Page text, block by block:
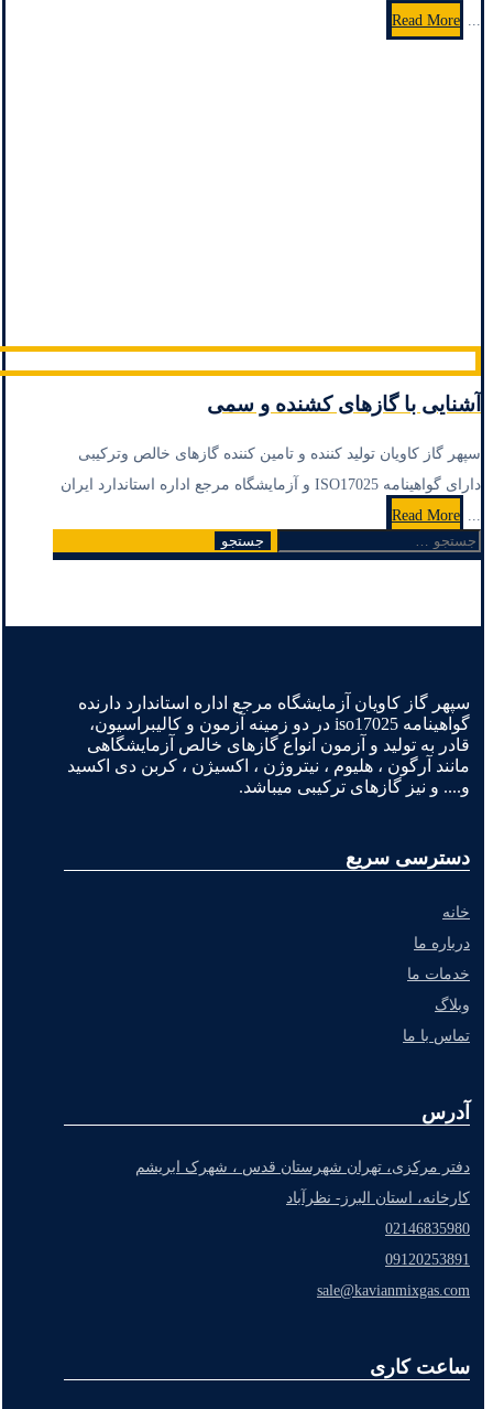
...
Read More
آشنایی با گازهای کشنده و سمی
سپهر گاز کاویان تولید کننده و تامین کننده گازهای خالص وترکیبی
دارای گواهینامه ISO17025 و آزمایشگاه مرجع اداره استاندارد ایران
Read More
صفحه‌بندی
1
2
3جستجو
برای:
سپهر گاز کاویان آزمایشگاه مرجع اداره استاندارد دارنده
گواهینامه iso17025 در دو زمینه آزمون و کالیبراسیون،
قادر به تولید و آزمون انواع گازهای خالص آزمایشگاهی
مانند آرگون ، هلیوم ، نیتروژن ، اکسیژن ، کربن دی اکسید
و.... و نیز گازهای ترکیبی میباشد.
دسترسی سریع
خانه
درباره ما
خدمات ما
وبلاگ
تماس با ما
آدرس
دفتر مرکزی، تهران شهرستان قدس ، شهرک ابریشم
کارخانه، استان البرز- نظرآباد
02146835980
09120253891
sale@kavianmixgas.com
ساعت کاری